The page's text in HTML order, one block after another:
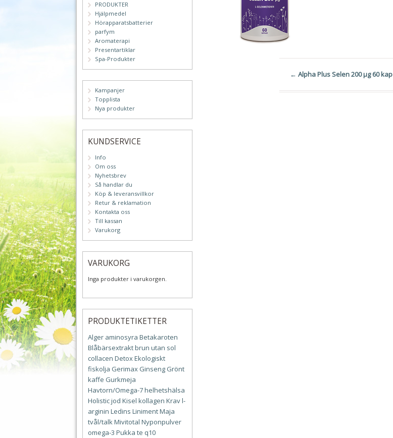
← Alpha Plus Selen 200 µg 60 kap
PRODUKTER
Hjälpmedel
Hörapparatsbatterier
parfym
Aromaterapi
Presentartiklar
Spa-Produkter
Kampanjer
Topplista
Nya produkter
KUNDSERVICE
Info
Om oss
Nyhetsbrev
Så handlar du
Köp & leveransvillkor
Retur & reklamation
Kontakta oss
Till kassan
Varukorg
VARUKORG
Inga produkter i varukorgen.
PRODUKTETIKETTER
Alger aminosyra Betakaroten
Blåbärsextraktbrun utan sol
collacen DetoxEkologiskt
fiskolja Gerimax Ginseng Grönt
kaffe Gurkmeja
Havtorn/Omega-7helhetshälsa
Holisticjod Kisel kollagen Kravl-
arginin Ledins LinimentMaja
tvål/talkMivitotal Nyponpulver
omega-3 Pukka te q10